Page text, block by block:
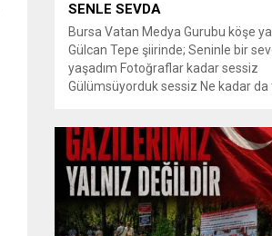
SENLE SEVDA
Bursa Vatan Medya Gurubu köşe
Gülcan Tepe şiirinde; Seninle bir
yaşadım Fotoğraflar kadar sessiz
Gülümsüyorduk sessiz Ne kadar
bakışın yetiyordu gözlerime
tutturmaya ben de Kalbim Sen Diye
duruyordu Zamana yarışıyordu
Senle...